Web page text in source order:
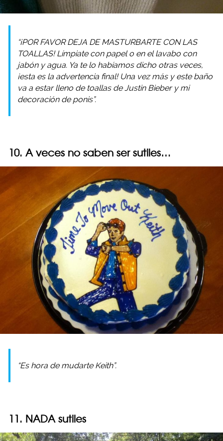
“¡POR FAVOR DEJA DE MASTURBARTE CON LAS
TOALLAS! Límpiate con papel o en el lavabo con
jabón y agua. Ya te lo habíamos dicho otras veces,
¡esta es la advertencia final! Una vez más y este baño
va a estar lleno de toallas de Justin Bieber y mi
decoración de ponis”.
10. A veces no saben ser sutiles…
“Es hora de mudarte Keith”.
11. NADA sutiles